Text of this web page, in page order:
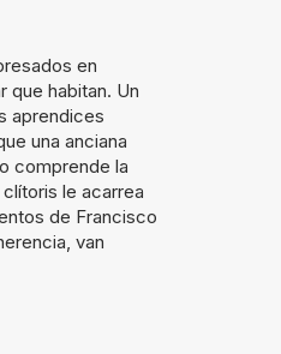
en
que habitan. Un
aprendices
una anciana
comprende la
le acarrea
de Francisco
van